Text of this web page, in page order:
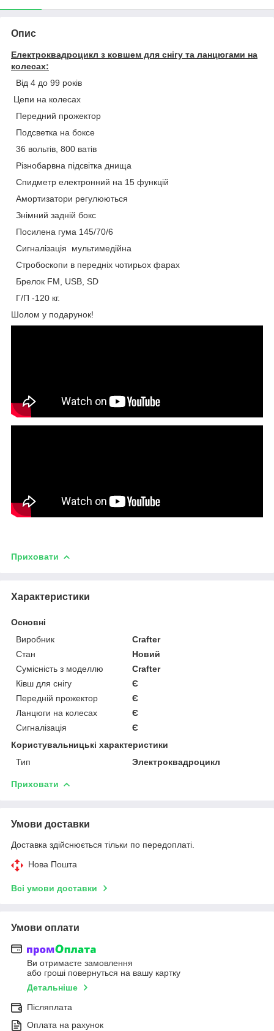
Опис
Електроквадроцикл з ковшем для снігу та ланцюгами на
колесах:
Від 4 до 99 років
Цепи на колесах
Передний прожектор
Подсветка на боксе
36 вольтів, 800 ватів
Різнобарвна підсвітка днища
Спидметр електронний на 15 функцій
Амортизатори регулюються
Знімний задній бокс
Посилена гума 145/70/6
Сигналізація мультимедійна
Стробоскопи в передніх чотирьох фарах
Брелок FM, USB, SD
Г/П -120 кг.
Шолом у подарунок!
Приховати
Характеристики
Основні
Виробник
Crafter
Стан
Новий
Сумісність з моделлю
Crafter
Ківш для снігу
Є
Передній прожектор
Є
Ланцюги на колесах
Є
Сигналізація
Є
Користувальницькі характеристики
Тип
Электроквадроцикл
Приховати
Умови доставки
Доставка здійснюється тільки по передоплаті.
Нова Пошта
Всі умови доставки
Умови оплати
Ви отримаєте замовлення
або гроші повернуться на вашу картку
Детальніше
Післяплата
Оплата на рахунок